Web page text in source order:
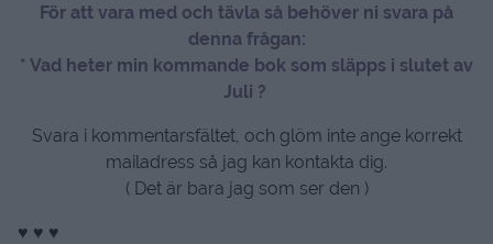
För att vara med och tävla så behöver ni svara på
denna frågan:
* Vad heter min kommande bok som släpps i slutet av
Juli ?
Svara i kommentarsfältet, och glöm inte ange korrekt
mailadress så jag kan kontakta dig.
( Det är bara jag som ser den )
♥ ♥ ♥